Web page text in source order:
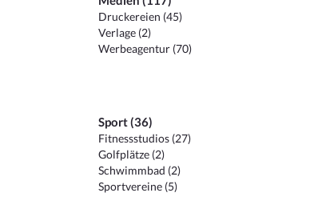
Druckereien (45)
Verlage (2)
Werbeagentur (70)
Sport (36)
Fitnessstudios (27)
Golfplätze (2)
Schwimmbad (2)
Sportvereine (5)